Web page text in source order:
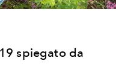
spiegato da